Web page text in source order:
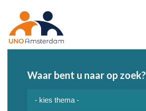
Waar bent u naar op zoek?